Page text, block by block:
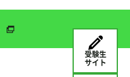
受験生
サイト